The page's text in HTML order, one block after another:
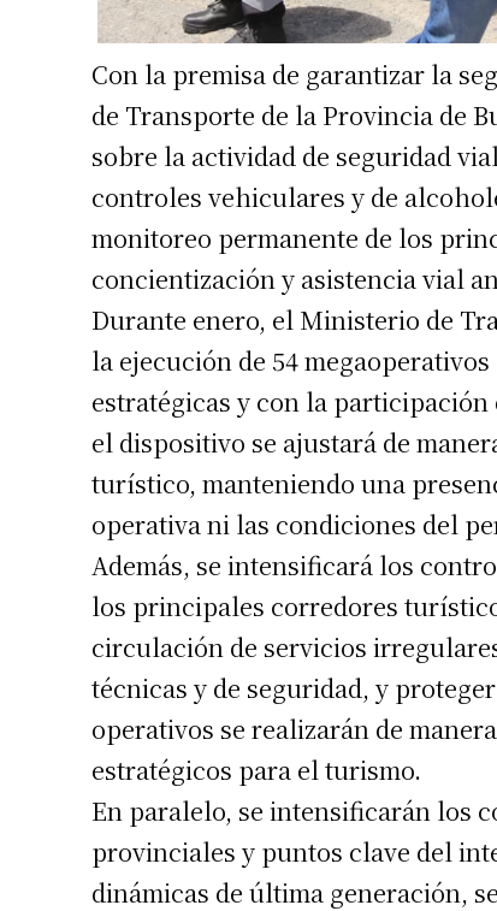
Con la premisa de garantizar la
de Transporte de la Provincia de
sobre la actividad de seguridad
controles vehiculares y de
monitoreo permanente de los
concientización y asistencia vial
Durante enero, el Ministerio de
la ejecución de 54
estratégicas y con la participación
el dispositivo se ajustará de
turístico, manteniendo una
operativa ni las condiciones del
Además, se intensificará los
los principales corredores
circulación de servicios
técnicas y de seguridad, y
operativos se realizarán de
estratégicos para el turismo.
En paralelo, se intensificarán los
provinciales y puntos clave del
dinámicas de última generación,